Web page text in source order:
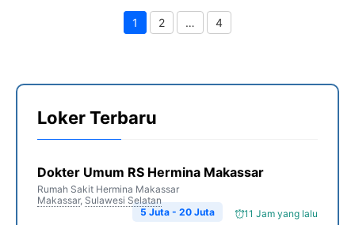
Page
1 Page
2 … 4
Loker Terbaru
Dokter Umum RS Hermina Makassar
Rumah Sakit Hermina Makassar
Makassar, Sulawesi Selatan
11 Jam yang lalu
5 Juta - 20 Juta